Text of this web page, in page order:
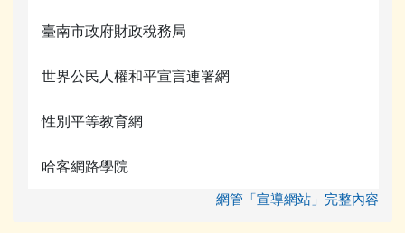
臺南市政府財政稅務局
世界公民人權和平宣言連署網
性別平等教育網
哈客網路學院
網管「宣導網站」完整內容